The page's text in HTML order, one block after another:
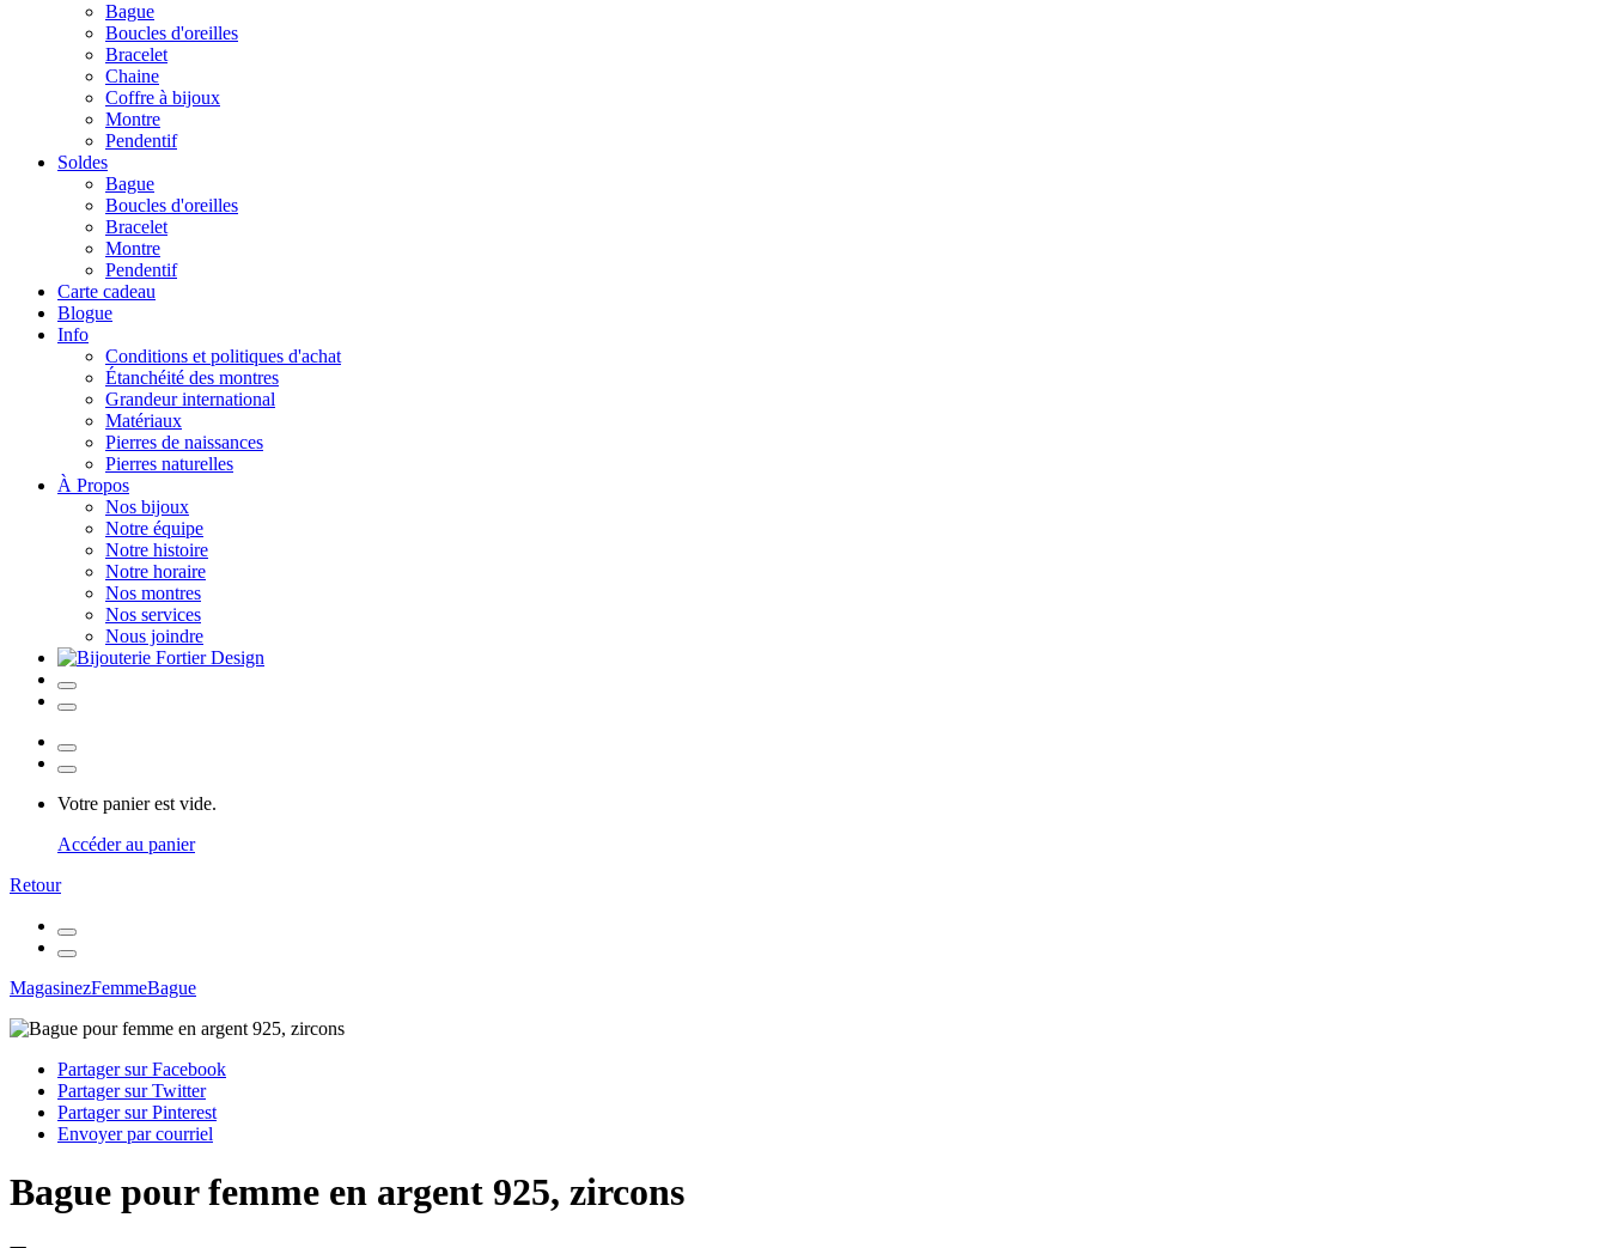
Bague
Boucles d'oreilles
Bracelet
Chaine
Coffre à bijoux
Montre
Pendentif
Soldes
Bague
Boucles d'oreilles
Bracelet
Montre
Pendentif
Carte cadeau
Blogue
Info
Conditions et politiques d'achat
Étanchéité des montres
Grandeur international
Matériaux
Pierres de naissances
Pierres naturelles
À Propos
Nos bijoux
Notre équipe
Notre histoire
Notre horaire
Nos montres
Nos services
Nous joindre
Votre panier est vide.
Accéder au panier
Retour
MagasinezFemmeBague
Partager sur Facebook
Partager sur Twitter
Partager sur Pinterest
Envoyer par courriel
Bague pour femme en argent 925, zircons